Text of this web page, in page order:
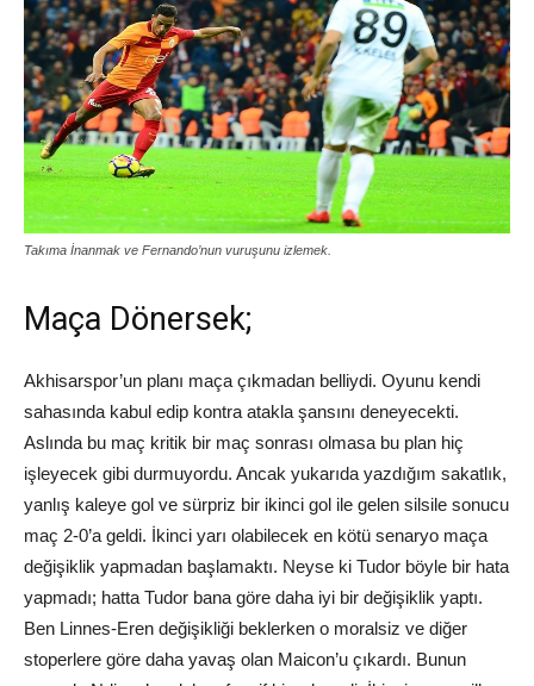
Takıma İnanmak ve Fernando’nun vuruşunu izlemek.
Maça Dönersek;
Akhisarspor’un planı maça çıkmadan belliydi. Oyunu kendi
sahasında kabul edip kontra atakla şansını deneyecekti.
Aslında bu maç kritik bir maç sonrası olmasa bu plan hiç
işleyecek gibi durmuyordu. Ancak yukarıda yazdığım sakatlık,
yanlış kaleye gol ve sürpriz bir ikinci gol ile gelen silsile sonucu
maç 2-0’a geldi. İkinci yarı olabilecek en kötü senaryo maça
değişiklik yapmadan başlamaktı. Neyse ki Tudor böyle bir hata
yapmadı; hatta Tudor bana göre daha iyi bir değişiklik yaptı.
Ben Linnes-Eren değişikliği beklerken o moralsiz ve diğer
stoperlere göre daha yavaş olan Maicon’u çıkardı. Bunun